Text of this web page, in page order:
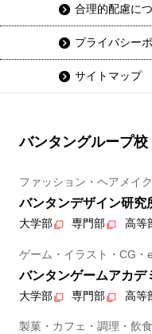
合理的配慮に
プライバシー
サイトマップ
バンタングループ校
ファッション・ヘアメイ
バンタンデザイン研究
大学部 専門部 高等
ゲーム・イラスト・CG・
バンタンゲームアカデ
大学部 専門部 高等
製菓・カフェ・調理・飲